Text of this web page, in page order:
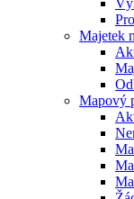
Majetek
Mapový